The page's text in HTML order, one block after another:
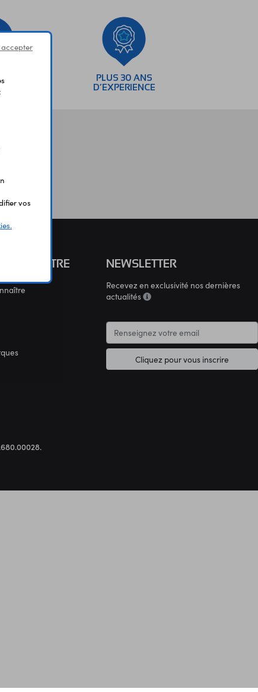
PLUS 30 ANS
D’EXPERIENCE
CONNAÎTRE NEWSLETTER
Recevez en exclusivité nos dernières
actualités
Cliquez pour vous inscrire
accepter
vos